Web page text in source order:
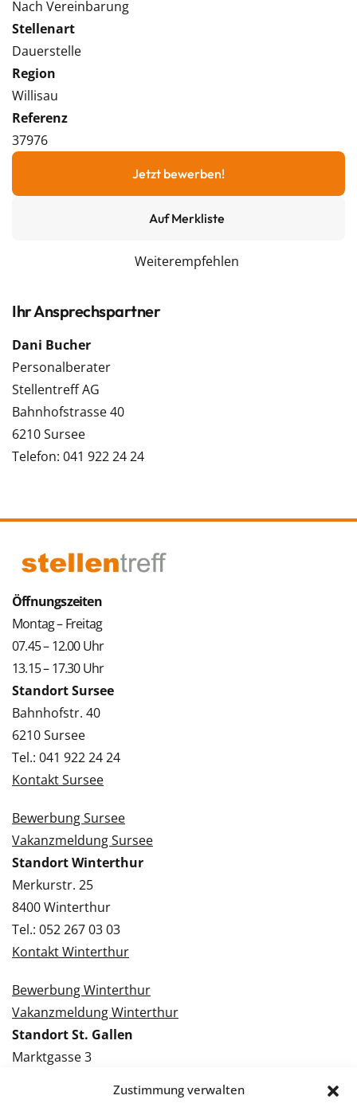
Zustimmung verwalten
Nach Vereinbarung
Stellenart
Dauerstelle
Region
Willisau
Referenz
37976
Jetzt bewerben!
Auf Merkliste
Weiterempfehlen
Ihr Ansprechspartner
Dani Bucher
Personalberater
Stellentreff AG
Bahnhofstrasse 40
6210 Sursee
Telefon: 041 922 24 24
Öffnungszeiten
Montag – Freitag
07.45 – 12.00 Uhr
13.15 – 17.30 Uhr
Standort Sursee
Bahnhofstr. 40
6210 Sursee
Tel.: 041 922 24 24
Kontakt Sursee
Bewerbung Sursee
Vakanzmeldung Sursee
Standort Winterthur
Merkurstr. 25
8400 Winterthur
Tel.: 052 267 03 03
Kontakt Winterthur
Bewerbung Winterthur
Vakanzmeldung Winterthur
Standort St. Gallen
Marktgasse 3